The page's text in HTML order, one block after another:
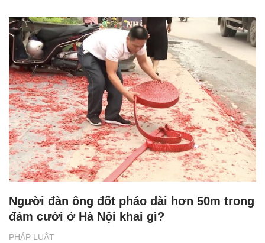
PHÁP LUẬT
Người đàn ông đốt pháo dài hơn 50m trong
đám cưới ở Hà Nội khai gì?